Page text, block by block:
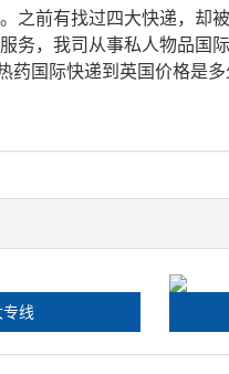
之前有找过四大快递，却
务，我司从事私人物品国
药国际快递到英国价格是多
线